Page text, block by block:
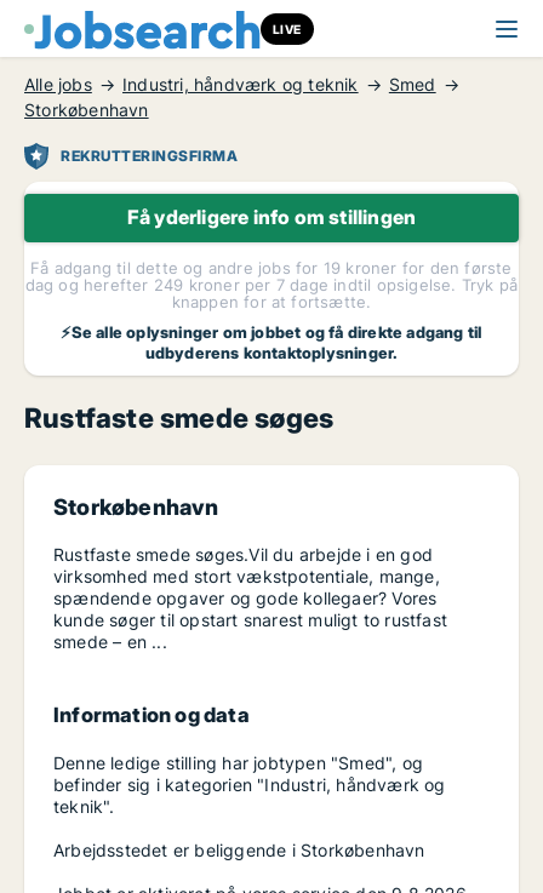
LIVE
Alle jobs Industri, håndværk og teknik
Smed
Storkøbenhavn
REKRUTTERINGSFIRMA
Få yderligere info om stillingen
Få adgang til dette og andre jobs for 19 kroner for den første
dag og herefter 249 kroner per 7 dage indtil opsigelse. Tryk på
knappen for at fortsætte.
⚡Se alle oplysninger om jobbet og få direkte adgang til
udbyderens kontaktoplysninger.
Rustfaste smede søges
Storkøbenhavn
Rustfaste smede søges.Vil du arbejde i en god
virksomhed med stort vækstpotentiale, mange,
spændende opgaver og gode kollegaer? Vores
kunde søger til opstart snarest muligt to rustfast
smede – en ...
Information og data
Denne ledige stilling har jobtypen "Smed", og
befinder sig i kategorien "Industri, håndværk og
teknik".
Arbejdsstedet er beliggende i Storkøbenhavn